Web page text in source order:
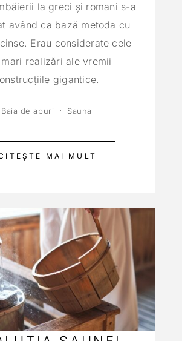
la greci şi romani s-a
având ca bază metoda cu
Erau considerate cele
mari realizări ale vremii
gigantice.
Baia de aburi Sauna
MAI MULT